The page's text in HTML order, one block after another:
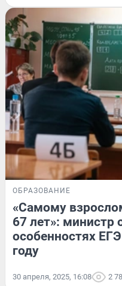
ОБРАЗОВАНИЕ
«Самому
67 лет»: министр
особенностях
году
30 апреля, 2025, 16:08 2